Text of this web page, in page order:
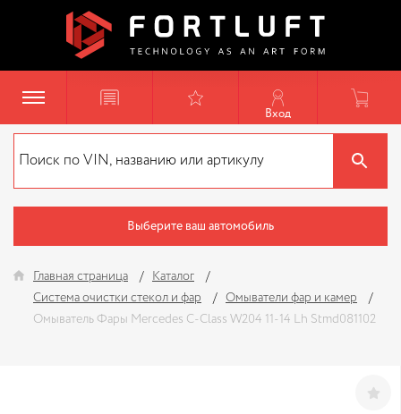
Вход
Выберите ваш автомобиль
Главная страница
Каталог
Система очистки стекол и фар
Омыватели фар и камер
Омыватель Фары Mercedes C-Class W204 11-14 Lh Stmd081102